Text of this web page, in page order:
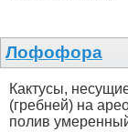
Лофофора
Кактусы,
(гребней) на
полив